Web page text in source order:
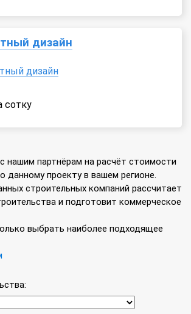
дизайн
сотку
нашим партнёрам на расчёт стоимости
данному проекту в вашем регионе.
строительных компаний рассчитает
и подготовит коммерческое
выбрать наиболее подходящее